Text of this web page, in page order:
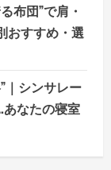
布団”で肩・
おすすめ・選
｜シンサレー
なたの寝室